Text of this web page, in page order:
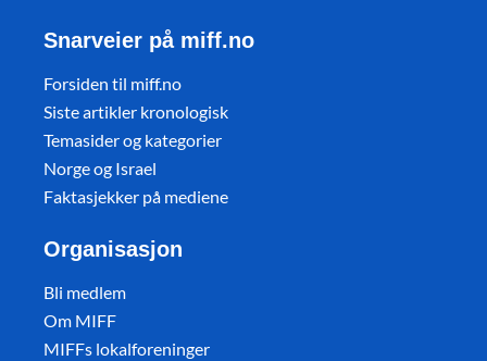
Snarveier på miff.no
Forsiden til miff.no
Siste artikler kronologisk
Temasider og kategorier
Norge og Israel
Faktasjekker på mediene
Organisasjon
Bli medlem
Om MIFF
MIFFs lokalforeninger